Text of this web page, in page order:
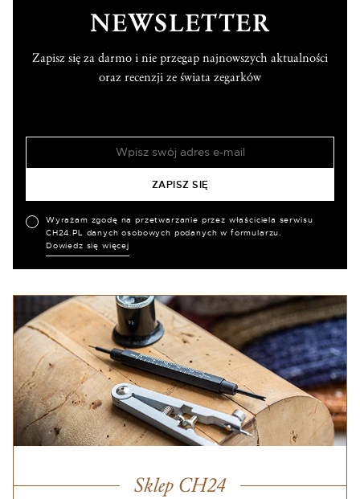
NEWSLETTER
Zapisz się za darmo i nie przegap najnowszych aktualności
oraz recenzji ze świata zegarków
Wyrażam zgodę na przetwarzanie przez właściciela serwisu
CH24.PL danych osobowych podanych w formularzu.
Dowiedz się więcej
Sklep CH24